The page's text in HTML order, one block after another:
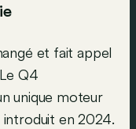
et fait appel
Q4
unique moteur
en 2024.